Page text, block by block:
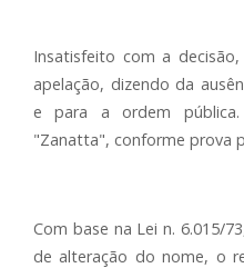
Insatisfeito com a
apelação, dizendo da
e para a ordem
"Zanatta", conforme prova
Com base na Lei n. 6.015/
de alteração do nome, o